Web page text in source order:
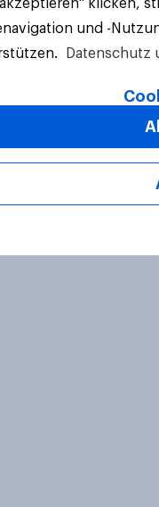
klicken,
und -
Datenschutz